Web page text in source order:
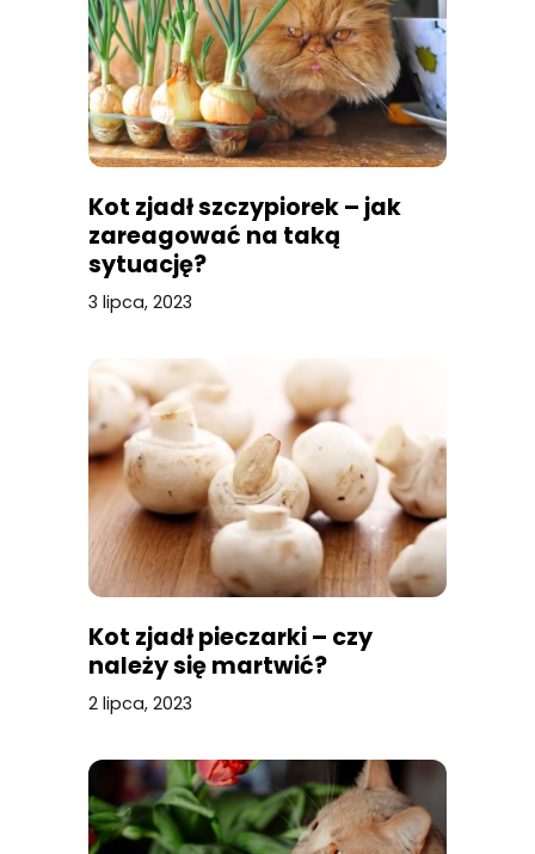
Kot zjadł szczypiorek – jak
zareagować na taką
sytuację?
3 lipca, 2023
Kot zjadł pieczarki – czy
należy się martwić?
2 lipca, 2023